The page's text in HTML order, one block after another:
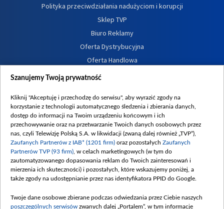
Polityka przeciwdziałania nadużyciom i korupcji
Sklep TVP
Biuro Reklamy
Oferta Dystrybucyjna
Oferta Handlowa
Dostępność
Procedura zgłoszeń wewnętrznych
Szanujemy Twoją prywatność
Kliknij "Akceptuję i przechodzę do serwisu", aby wyrazić zgody na
korzystanie z technologii automatycznego śledzenia i zbierania danych,
dostęp do informacji na Twoim urządzeniu końcowym i ich
przechowywanie oraz na przetwarzanie Twoich danych osobowych przez
nas, czyli Telewizję Polską S.A. w likwidacji (zwaną dalej również „TVP”),
Zaufanych Partnerów z IAB* (1201 firm) oraz pozostałych Zaufanych
Partnerów TVP (93 firm) , w celach marketingowych (w tym do
zautomatyzowanego dopasowania reklam do Twoich zainteresowań i
mierzenia ich skuteczności) i pozostałych, które wskazujemy poniżej, a
także zgody na udostępnianie przez nas identyfikatora PPID do Google.
Twoje dane osobowe zbierane podczas odwiedzania przez Ciebie naszych
poszczególnych serwisów zwanych dalej „Portalem”, w tym informacje